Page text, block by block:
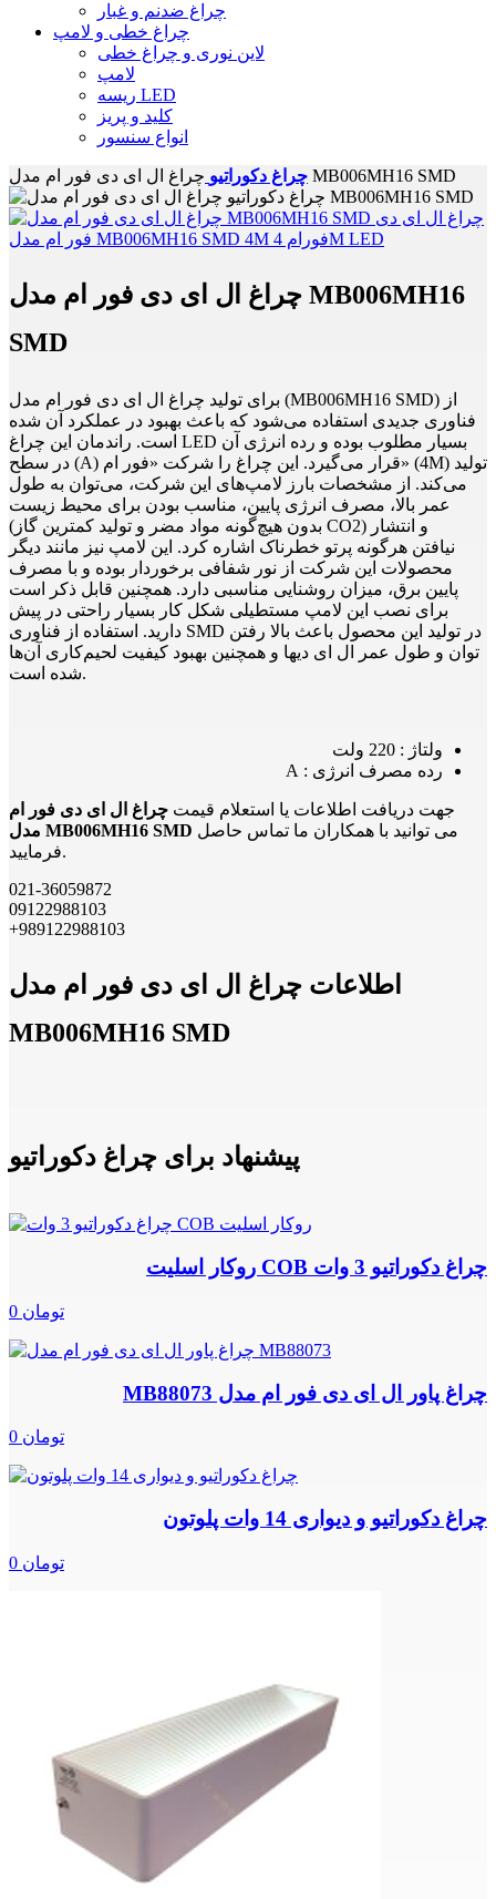
چراغ ضدنم و غبار
چراغ خطی و لامپ
لاین نوری و چراغ خطی
لامپ
ریسه LED
کلید و پریز
انواع سنسور
چراغ دکوراتیو چراغ ال ای دی فور ام مدل MB006MH16 SMD
چراغ ال ای دی فور ام مدل MB006MH16
SMD
برای تولید چراغ ال ای دی فور ام مدل (MB006MH16 SMD) از
فناوری جدیدی استفاده می‌شود که باعث بهبود در عملکرد آن شده
است. راندمان این چراغ LED بسیار مطلوب بوده و رده انرژی آن
در سطح (A) قرار می‌گیرد. این چراغ را شرکت «فور ام» (4M) تولید
می‌کند. از مشخصات بارز لامپ‌های این شرکت، می‌توان به طول
عمر بالا، مصرف انرژی پایین، مناسب بودن برای محیط زیست
(بدون هیچ‌گونه مواد مضر و تولید کمترین گاز CO2) و انتشار
نیافتن هرگونه پرتو خطرناک اشاره کرد. این لامپ نیز مانند دیگر
محصولات این شرکت از نور شفافی برخوردار بوده و با مصرف
پایین برق، میزان روشنایی مناسبی دارد. همچنین قابل ذکر است
برای نصب این لامپ مستطیلی شکل کار بسیار راحتی در پیش
دارید. استفاده از فناوری SMD در تولید این محصول باعث بالا رفتن
توان و طول عمر ال ای دیها و همچنین بهبود کیفیت لحیم‌کاری آن‌ها
شده است.
ولتاژ : 220 ولت
رده مصرف انرژی : A
جهت دریافت اطلاعات یا استعلام قیمت چراغ ال ای دی فور ام
مدل MB006MH16 SMD می توانید با همکاران ما تماس حاصل
فرمایید.
021-36059872
09122988103
+989122988103
اطلاعات چراغ ال ای دی فور ام مدل
MB006MH16 SMD
پیشنهاد برای چراغ دکوراتیو
چراغ دکوراتیو 3 وات COB روکار اسلیت
0 تومان
چراغ پاور ال ای دی فور ام مدل MB88073
0 تومان
چراغ دکوراتیو و دیواری 14 وات پلوتون
0 تومان